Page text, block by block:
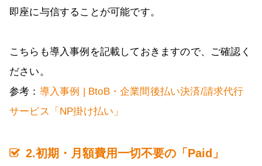
即座に与信することが可能です。
こちらも導入事例を記載しておきますので、ご確認く
ださい。
参考： 導入事例 | BtoB・企業間後払い決済/請求代行
サービス「NP掛け払い」
2.初期・月額費用一切不要の「Paid」